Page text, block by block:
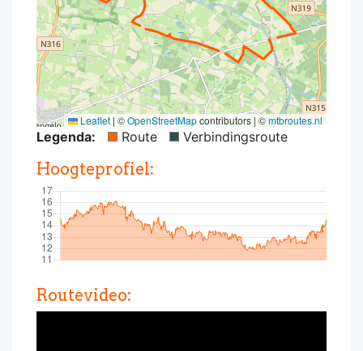
Leaflet | ©OpenStreetMapcontributors | ©mtbroutes.nl
Legenda: Route Verbindingsroute
Hoogteprofiel:
Routevideo: